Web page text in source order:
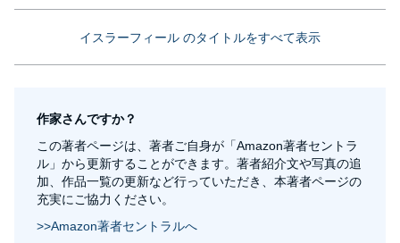
イスラーフィール のタイトルをすべて表示
作家さんですか？
この著者ページは、著者ご自身が「Amazon著者セントラ
ル」から更新することができます。著者紹介文や写真の追
加、作品一覧の更新など行っていただき、本著者ページの
充実にご協力ください。
>>Amazon著者セントラルへ